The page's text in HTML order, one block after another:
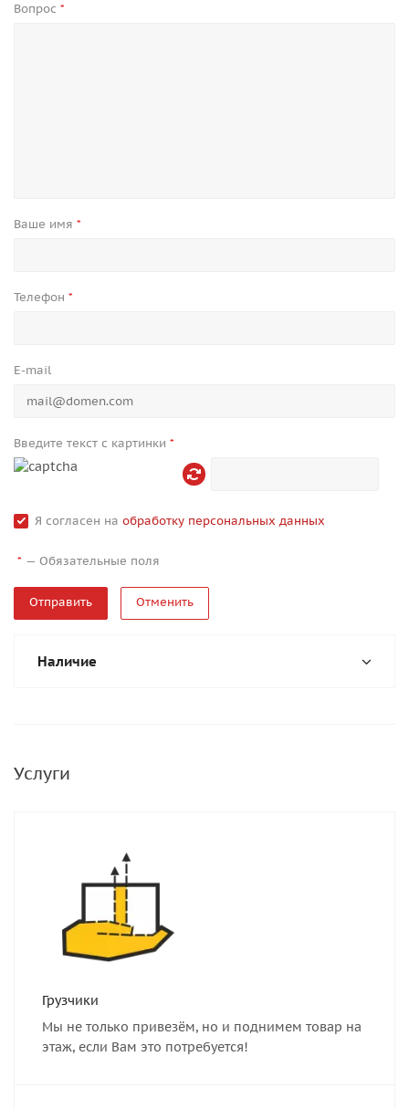
Вопрос *
Ваше имя *
Телефон *
E-mail
Введите текст с картинки *
Я согласен на обработку персональных данных
* — Обязательные поля
Отменить
Наличие
Услуги
Грузчики
Мы не только привезём, но и поднимем товар на
этаж, если Вам это потребуется!